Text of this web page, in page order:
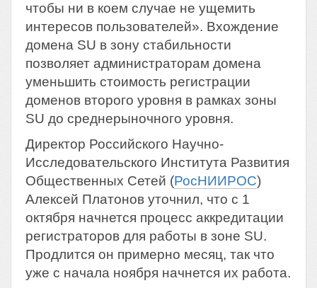
чтобы ни в коем случае не ущемить
интересов пользователей». Вхождение
домена SU в зону стабильности
позволяет администраторам домена
уменьшить стоимость регистрации
доменов второго уровня в рамках зоны
SU до среднерыночного уровня.
Директор Российского Научно-
Исследовательского Института Развития
Общественных Сетей (РосНИИРОС)
Алексей Платонов уточнил, что с 1
октября начнется процесс аккредитации
регистраторов для работы в зоне SU.
Продлится он примерно месяц, так что
уже с начала ноября начнется их работа.